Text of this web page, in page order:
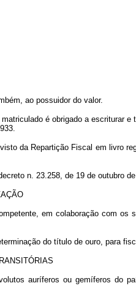
ao possuidor do valor.
é obrigado a escriturar
da Repartição Fiscal em livro
n. 23.258, de 19 de outubro
em colaboração com os
do título de ouro, para
auríferos ou gemíferos do